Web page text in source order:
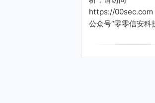
https://00sec.com
公众号“零零信安科